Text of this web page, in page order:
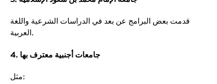
قدمت بعض البرامج عن بعد في الدراسات الشرعية واللغة
العربية.
4. جامعات أجنبية معترف بها
مثل: